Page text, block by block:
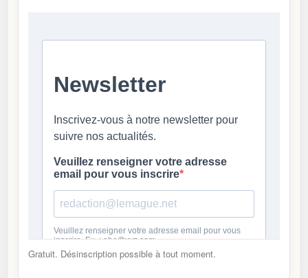
Gratuit. Désinscription possible à tout moment.